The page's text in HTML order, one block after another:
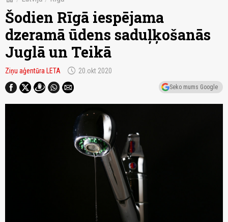
Šodien Rīgā iespējama
dzeramā ūdens saduļķošanās
Juglā un Teikā
Ziņu aģentūra LETA schedule 20.okt 2020
Seko mums Google